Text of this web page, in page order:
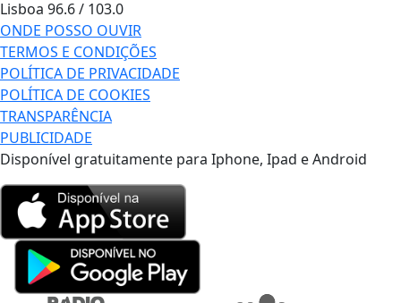
Lisboa 96.6 / 103.0
ONDE POSSO OUVIR
TERMOS E CONDIÇÕES
POLÍTICA DE PRIVACIDADE
POLÍTICA DE COOKIES
TRANSPARÊNCIA
PUBLICIDADE
Disponível gratuitamente para Iphone, Ipad e Android